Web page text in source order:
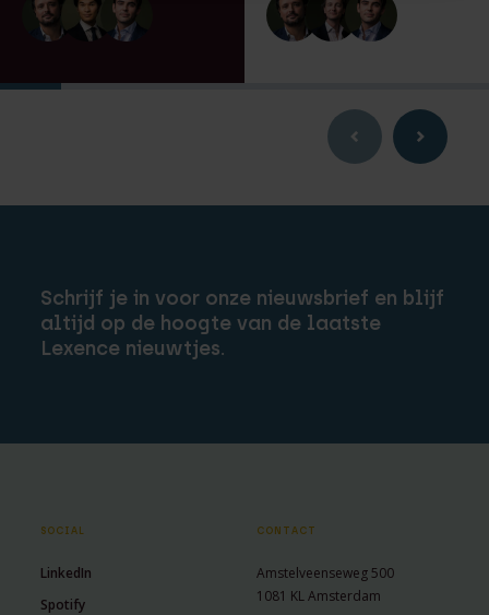
Schrijf je in voor onze nieuwsbrief en blijf
altijd op de hoogte van de laatste
Lexence nieuwtjes.
SOCIAL
LinkedIn
Spotify
CONTACT
Amstelveenseweg 500
1081 KL Amsterdam